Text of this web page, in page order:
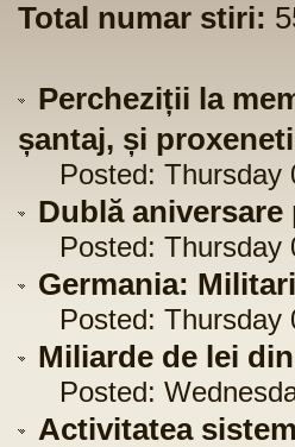
Total numar stiri:
Percheziții la
șantaj, și
Posted: Thursday
Dublă aniversare
Posted: Thursday
Germania:
Posted: Thursday
Miliarde de lei
Posted:
Activitatea